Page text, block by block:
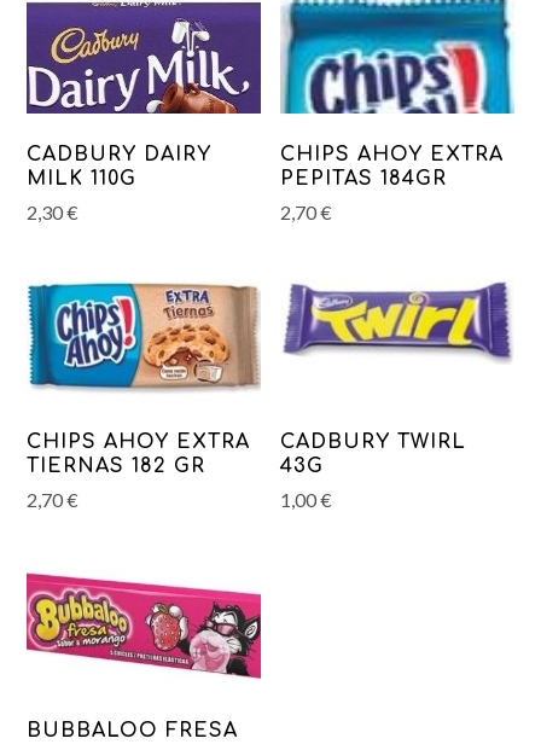
CADBURY DAIRY
MILK 110G
2,30€
CHIPS AHOY EXTRA
PEPITAS 184GR
2,70€
CHIPS AHOY EXTRA
TIERNAS 182 GR
2,70€
CADBURY TWIRL
43G
1,00€
BUBBALOO FRESA